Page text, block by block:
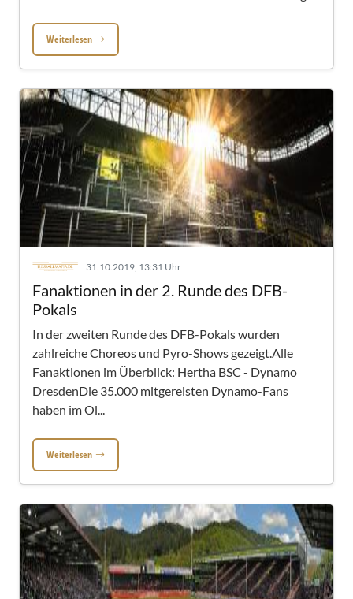
Weiterlesen
31.10.2019, 13:31 Uhr
Fanaktionen in der 2. Runde des DFB-
Pokals
In der zweiten Runde des DFB-Pokals wurden
zahlreiche Choreos und Pyro-Shows gezeigt.Alle
Fanaktionen im Überblick: Hertha BSC - Dynamo
DresdenDie 35.000 mitgereisten Dynamo-Fans
haben im Ol...
Weiterlesen